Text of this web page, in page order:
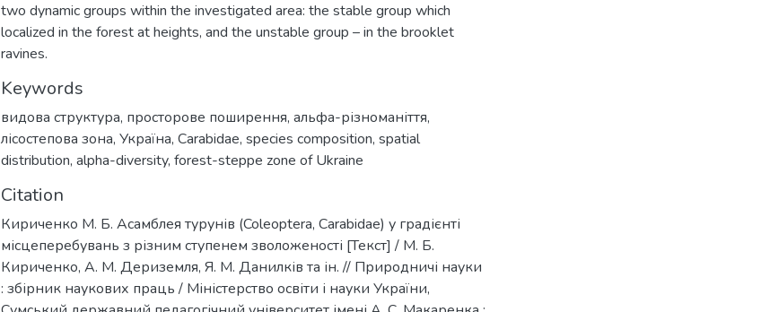
two dynamic groups within the investigated area: the stable group which
localized in the forest at heights, and the unstable group – in the brooklet
ravines.
Keywords
видова структура, просторове поширення, альфа-різноманіття,
лісостепова зона, Україна, Carabidae, species composition, spatial
distribution, alpha-diversity, forest-steppe zone of Ukraine
Citation
Кириченко М. Б. Асамблея турунів (Coleoptera, Carabidae) у градієнті
місцеперебувань з різним ступенем зволоженості [Текст] / М. Б.
Кириченко, А. М. Дериземля, Я. М. Данилків та ін. // Природничі науки
: збірник наукових праць / Міністерство освіти і науки України,